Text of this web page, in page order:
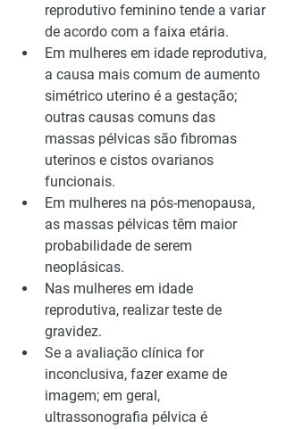
reprodutivo feminino tende a variar
de acordo com a faixa etária.
Em mulheres em idade reprodutiva,
a causa mais comum de aumento
simétrico uterino é a gestação;
outras causas comuns das
massas pélvicas são fibromas
uterinos e cistos ovarianos
funcionais.
Em mulheres na pós-menopausa,
as massas pélvicas têm maior
probabilidade de serem
neoplásicas.
Nas mulheres em idade
reprodutiva, realizar teste de
gravidez.
Se a avaliação clínica for
inconclusiva, fazer exame de
imagem; em geral,
ultrassonografia pélvica é